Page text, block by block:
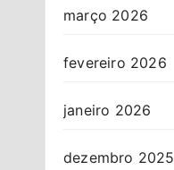
março 2026
fevereiro 2026
janeiro 2026
dezembro 2025